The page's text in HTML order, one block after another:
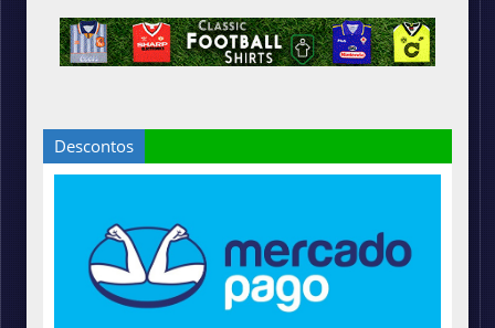
Descontos